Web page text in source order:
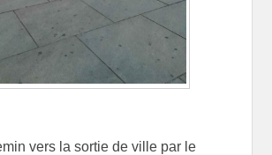
vers la sortie de ville par le